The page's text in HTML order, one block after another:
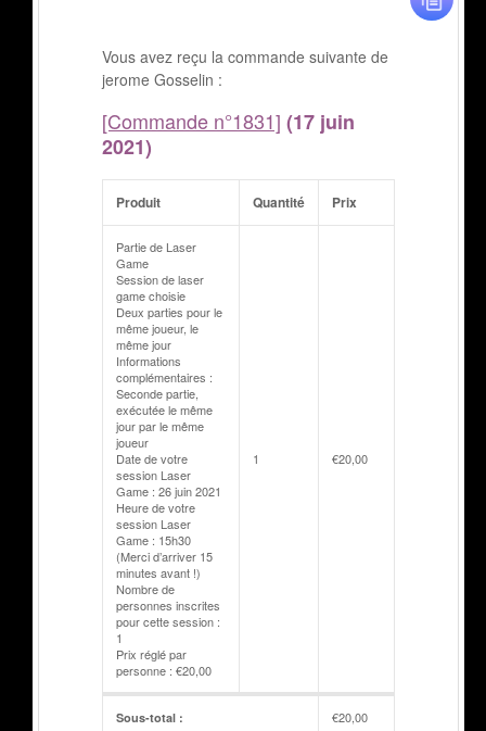
Vous avez reçu la commande suivante de
jerome Gosselin :
[Commande n°1831] (17 juin
2021)
Produit Quantité Prix
Partie de Laser
Game
Session de laser
game choisie
Deux parties pour le
même joueur, le
même jour
Informations
complémentaires :
Seconde partie,
exécutée le même
jour par le même
joueur
Date de votre
session Laser
Game : 26 juin 2021
Heure de votre
session Laser
Game : 15h30
(Merci d’arriver 15
minutes avant !)
Nombre de
personnes inscrites
pour cette session :
1
Prix réglé par
personne : €20,00
1 €20,00
Sous-total : €20,00